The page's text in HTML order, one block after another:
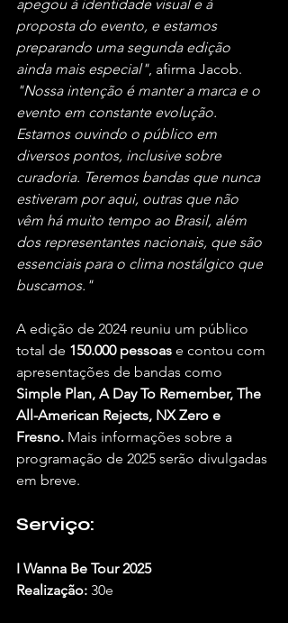
apegou à identidade visual e à
proposta do evento, e estamos
preparando uma segunda edição
ainda mais especial", afirma Jacob.
"Nossa intenção é manter a marca e o
evento em constante evolução.
Estamos ouvindo o público em
diversos pontos, inclusive sobre
curadoria. Teremos bandas que nunca
estiveram por aqui, outras que não
vêm há muito tempo ao Brasil, além
dos representantes nacionais, que são
essenciais para o clima nostálgico que
buscamos."
A edição de 2024 reuniu um público
total de 150.000 pessoas e contou com
apresentações de bandas como
Simple Plan, A Day To Remember, The
All-American Rejects, NX Zero e
Fresno. Mais informações sobre a
programação de 2025 serão divulgadas
em breve.
Serviço:
I Wanna Be Tour 2025
Realização: 30e